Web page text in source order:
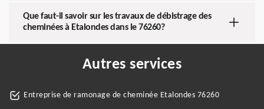
Que faut-il savoir sur les travaux de débistrage des
cheminées à Etalondes dans le 76260?
Autres services
Entreprise de ramonage de cheminée Etalondes 76260